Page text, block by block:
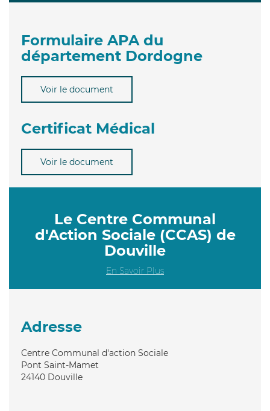
Formulaire APA du
département Dordogne
Voir le document
Certificat Médical
Voir le document
Le Centre Communal
d'Action Sociale (CCAS) de
Douville
En Savoir Plus
Adresse
Centre Communal d'action Sociale
Pont Saint-Mamet
24140 Douville